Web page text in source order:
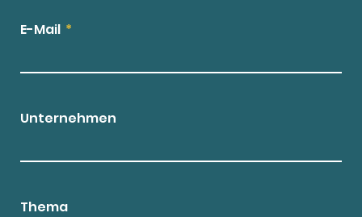
E-Mail
Unternehmen
Thema